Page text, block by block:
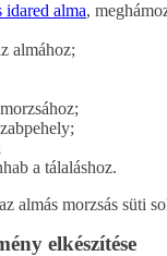
alma,
almához;
a tálaláshoz.
elkészítése